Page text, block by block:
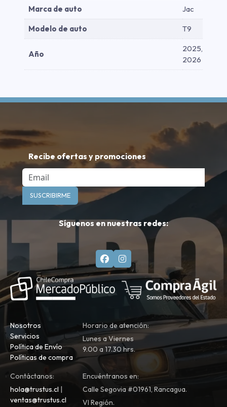
Marca de auto Jac
Modelo de auto T9
Año
2025,
2026
Recibe ofertas y promociones
Email
SUSCRIBIRME
Síguenos en nuestras redes:
Nosotros
Servicios
Política de Envío
Políticas de compra
Horario de atención:
Lunes a Viernes
9.00 a 17.30 hrs.
Contáctanos:
hola@trustus.cl |
ventas@trustus.cl
Encuéntranos en:
Calle Segovia #01961, Rancagua.
VI Región.